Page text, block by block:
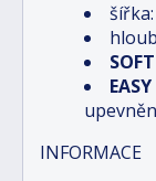
INFORMACE